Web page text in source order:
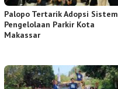
Palopo Tertarik Adopsi Sistem
Pengelolaan Parkir Kota
Makassar